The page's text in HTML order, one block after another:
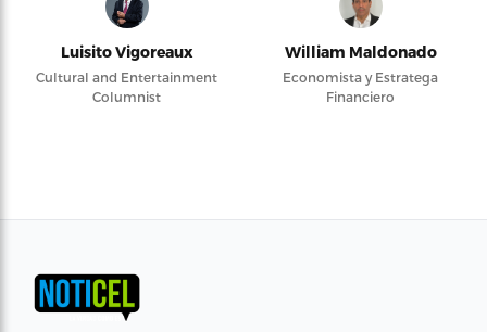
Luisito Vigoreaux
Cultural and Entertainment
Columnist
William Maldonado
Economista y Estratega
Financiero